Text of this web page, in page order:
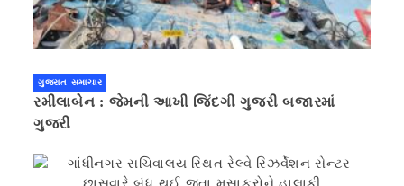
ગુજરાત સમાચાર
રમીલાબેન : જેમની આખી જિંદગી ગુજરી બજારમાં
ગુજરી